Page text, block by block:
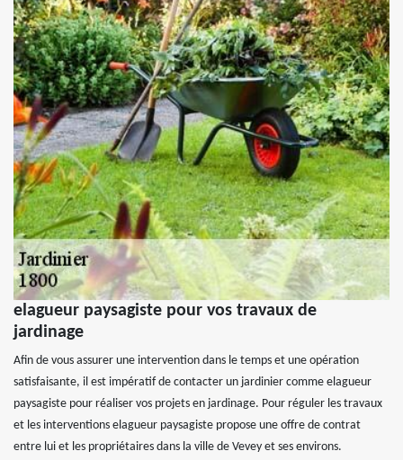
elagueur paysagiste pour vos travaux de
jardinage
Afin de vous assurer une intervention dans le temps et une opération
satisfaisante, il est impératif de contacter un jardinier comme elagueur
paysagiste pour réaliser vos projets en jardinage. Pour réguler les travaux
et les interventions elagueur paysagiste propose une offre de contrat
entre lui et les propriétaires dans la ville de Vevey et ses environs.